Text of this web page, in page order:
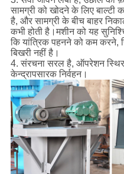
सामग्री को खोदने के लिए बाल्टी
है, और सामग्री के बीच बाहर
कभी होती है।मशीन को यह
कि यांत्रिक पहनने को कम करने,
बिखरी नहीं है।
4. संरचना सरल है, ऑपरेशन
केन्द्रापसारक निर्वहन।